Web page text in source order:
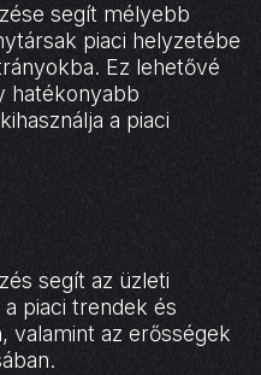
segít mélyebb
piaci helyzetébe
Ez lehetővé
hatékonyabb
a piaci
segít az üzleti
piaci trendek és
valamint az erősségek